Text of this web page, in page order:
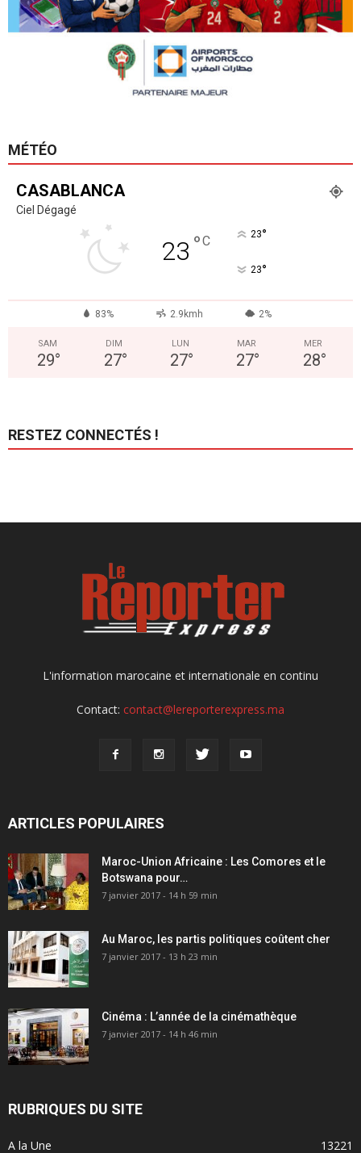
MÉTÉO
CASABLANCA
Ciel Dégagé
23 °C 23°
23°
83% 2.9kmh 2%
SAM
29°
DIM
27°
LUN
27°
MAR
27°
MER
28°
RESTEZ CONNECTÉS !
L'information marocaine et internationale en continu
Contact: contact@lereporterexpress.ma
ARTICLES POPULAIRES
Maroc-Union Africaine : Les Comores et le
Botswana pour…
7 janvier 2017 - 14 h 59 min
Au Maroc, les partis politiques coûtent cher
7 janvier 2017 - 13 h 23 min
Cinéma : L’année de la cinémathèque
7 janvier 2017 - 14 h 46 min
RUBRIQUES DU SITE
A la Une 13221